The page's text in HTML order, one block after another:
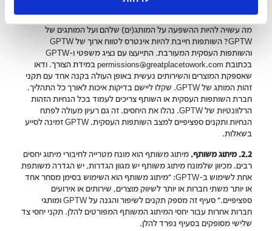
כיצד זה מתאים למטרות ארוכות הטווח של GPTW וכל שותפות עסקית?
מה עשויה להיות ההשפעה על המותג(ים) שלהם ועל המותגים של
GPTW? השותפות חייבת להיות אינטרס לטווח ארוך של GPTW
והשותפות העסקית המעורבת. התייעצו עם נציג משפטי ו-GPTW
בכתובת permissions@greatplacetowork.com במידת הצורך. ודאו
שאספקת המוצרים והשירותים נעשית באופן העולה בקנה אחד עם תקני
זהות המותג של GPTW. שקלו ליישם בדיקות איכות לאורך כל התהליך.
חברת השותפות העסקית או השותף צריכים לעמוד בכל הנחיות הזהות
הרלוונטיות של GPTW. נהלו את היחסים. זה גם רעיון מעולה לפתח
הנחיות ותקנים ספציפיים למצב השותפות העסקית. GPTW זמינה לסייע
בשאלות.
2.2. מיתוג משותף.
מיתוג משותף הוא מונח מטרייה לחיבורי מיתוג יחסים
רבים. מכיוון שלמונח מיתוג משותף יש מגוון הגדרות, יש הגדרה משותפת
אחת לשימוש ב-GPTW: "מיתוג משותף הוא השימוש בסימן מסחר אחד
או יותר משתי חברות או יותר לשיווק מוצרים, שירותים או אירועים
ספציפיים." סעיף זה מספק תקנים לשיפור והגנה על GPTW ומותגי
חברות אחרות עבור יחסי המיתוג המשותף המפורטים להלן. תקני יחסי צד
שלישי מסופקים בסעיף נפרד להלן.